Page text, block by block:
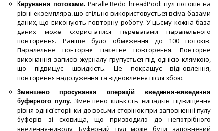
Керування потоками. ParallelRedoThreadPool: пул потоків на
рівні екземпляра, що спільно використовується всіма базами
даних, що виконують повторну роботу. У цьому кожна база
даних може скористатися перевагами паралельного
повторення. Раніше було обмеження до 100 потоків.
Паралельне повторне пакетне повторення. Повторне
виконання записів журналу групується під однією клямкою,
що підвищує швидкість. Це покращує відновлення,
повторення надолуження та відновлення після збою.
Зменшено просування операцій введення-виведення
буферного пулу. Зменшено кількість випадків підвищення
рівня однієї сторінки до восьми сторінок при заповненні пулу
буферів зі сховища, що призводило до непотрібного
введення-виводу. Буферний пул може бути заповнений